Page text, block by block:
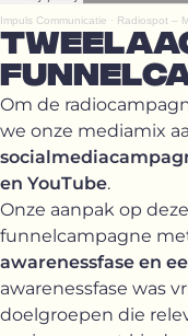
Impuls Communicatie · Radiospot –
Om de
we onze mediamix
en YouTube.
Onze aanpak op
funnelcampagne
awarenessfase en
awarenessfase was
doelgroepen die